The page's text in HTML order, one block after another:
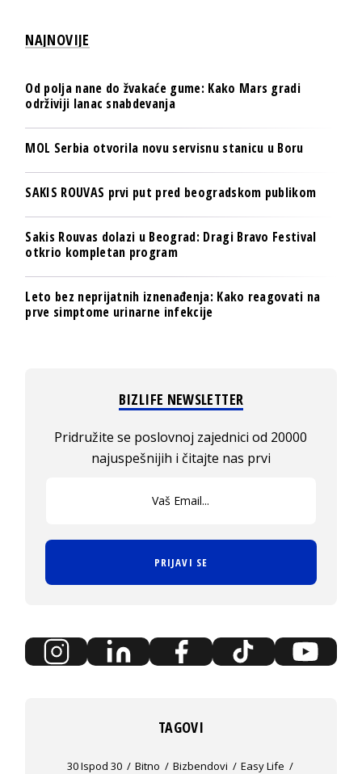
NAJNOVIJE
Od polja nane do žvakaće gume: Kako Mars gradi
održiviji lanac snabdevanja
MOL Serbia otvorila novu servisnu stanicu u Boru
SAKIS ROUVAS prvi put pred beogradskom publikom
Sakis Rouvas dolazi u Beograd: Dragi Bravo Festival
otkrio kompletan program
Leto bez neprijatnih iznenađenja: Kako reagovati na
prve simptome urinarne infekcije
BIZLIFE NEWSLETTER
Pridružite se poslovnoj zajednici od 20000
najuspešnijih i čitajte nas prvi
PRIJAVI SE
TAGOVI
30 Ispod 30 Bitno Bizbendovi
Easy Life